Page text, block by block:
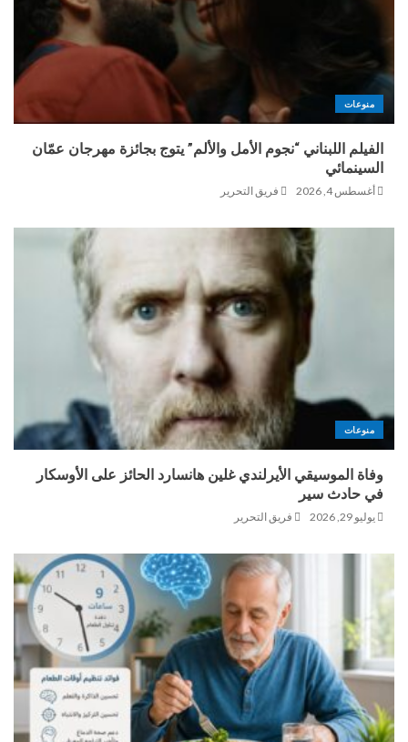
منوعات
الفيلم اللبناني “نجوم الأمل والألم” يتوج بجائزة مهرجان عمّان
السينمائي
أغسطس 4, 2026 فريق التحرير
منوعات
وفاة الموسيقي الأيرلندي غلين هانسارد الحائز على الأوسكار
في حادث سير
يوليو 29, 2026 فريق التحرير